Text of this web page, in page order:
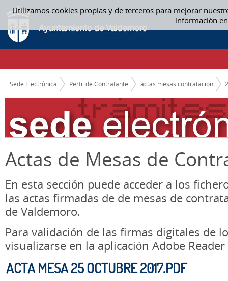
Utilizamos cookies propias y de terceros para mejorar
información
Saltar al contenido
ACTAS MESAS CONTRATACION
CAMINO DE MIGAS
Sede Electrónica Perfil de Contratante actas mesas contratacion
Actas de Mesas de
En esta sección puede acceder a los
las actas firmadas de de mesas de
de Valdemoro.
Para validación de las firmas digitales de
visualizarse en la aplicación Adobe Reader
ACTA MESA 25 OCTUBRE 2017.PDF